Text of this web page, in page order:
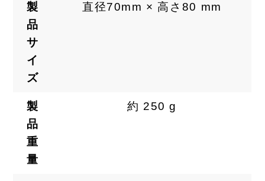
製
品
サ
イ
ズ
直径70mm × 高さ80 mm
製
品
重
量
約 250 g